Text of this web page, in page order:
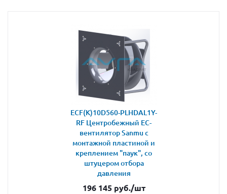
ECF(K)10D560-PLHDAL1Y-
RF Центробежный ЕС-
вентилятор Sanmu с
монтажной пластиной и
креплением "паук", со
штуцером отбора
давления
196 145руб./шт